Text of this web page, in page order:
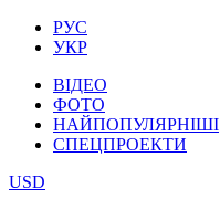
РУС
УКР
ВІДЕО
ФОТО
НАЙПОПУЛЯРНІШІ
СПЕЦПРОЕКТИ
USD